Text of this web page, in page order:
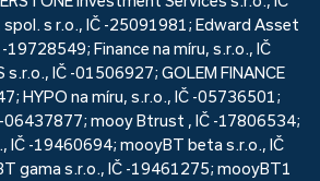
spol. s r.o., IČ -25091981; Edward Asset
19728549; Finance na míru, s.r.o., IČ
IČ -01506927; GOLEM FINANCE
HYPO na míru, s.r.o., IČ -05736501;
-06437877; mooy Btrust , IČ -17806534;
IČ -19460694; mooyBT beta s.r.o., IČ
gama s.r.o., IČ -19461275; mooyBT1